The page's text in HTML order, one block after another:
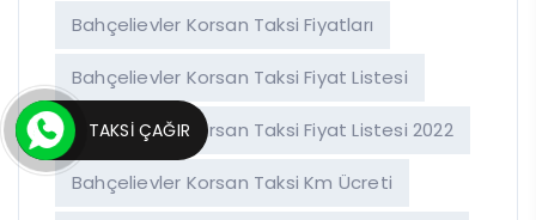
Bahçelievler Korsan Taksi Fiyatları
Bahçelievler Korsan Taksi Fiyat Listesi
Bahçelievler Korsan Taksi Fiyat Listesi 2022
Bahçelievler Korsan Taksi Km Ücreti
TAKSİ ÇAĞIR